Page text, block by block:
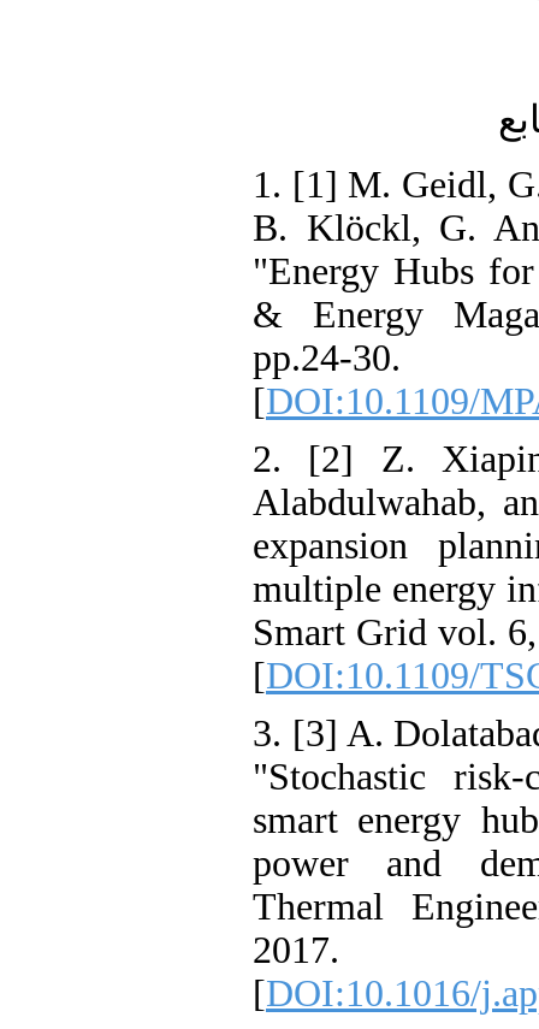
1. [1] M.
B. Klöckl, G.
"Energy Hubs
& Energy
pp.24-30.
[DOI:10.1109/
2. [2] Z.
expansion
multiple
Smart Grid
[DOI:10.1109/
3. [3] A.
"Stochastic
smart energy
power and
Thermal
2017.
[DOI:10.1016/